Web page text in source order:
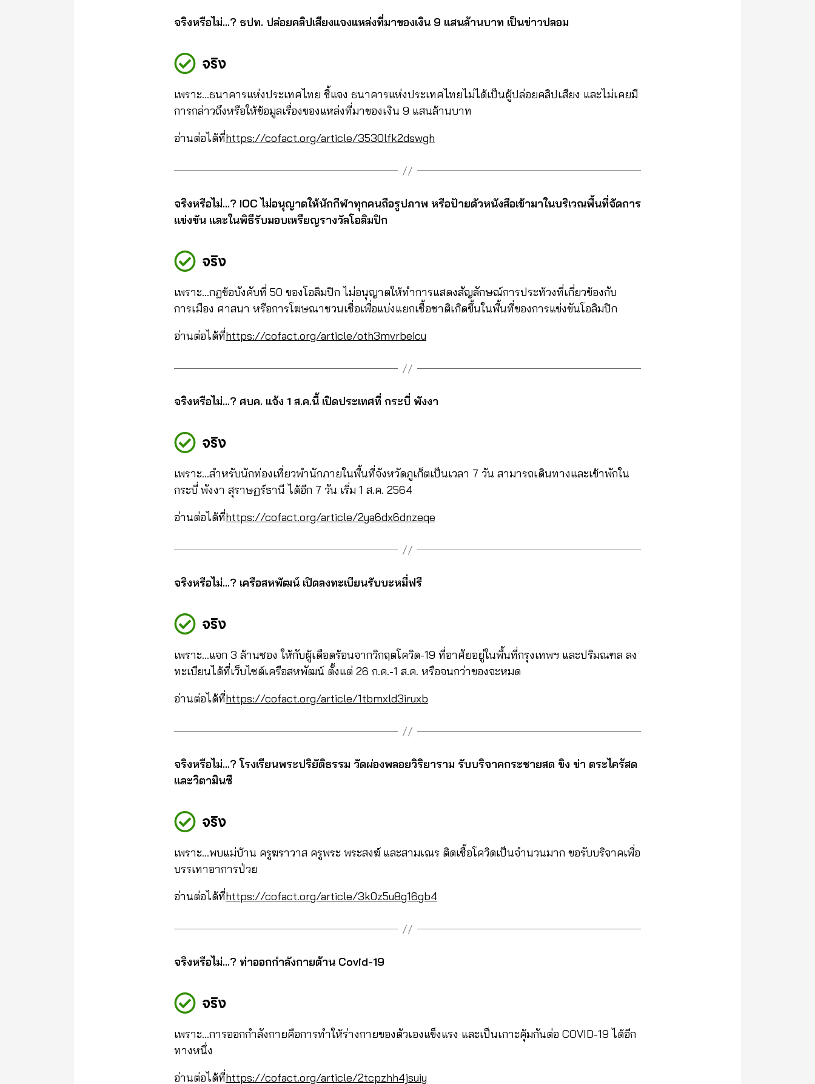
จริงหรือไม่…? ธปท. ปล่อยคลิปเสียงแจงแหล่งที่มาของเงิน 9 แสนล้านบาท เป็นข่าวปลอม
จริง
เพราะ…ธนาคารแห่งประเทศไทย ชี้แจง ธนาคารแห่งประเทศไทยไม่ได้เป็นผู้ปล่อยคลิปเสียง และไม่เคยมี
การกล่าวถึงหรือให้ข้อมูลเรื่องของแหล่งที่มาของเงิน 9 แสนล้านบาท
อ่านต่อได้ที่https://cofact.org/article/3530lfk2dswgh
จริงหรือไม่…? IOC ไม่อนุญาตให้นักกีฬาทุกคนถือรูปภาพ หรือป้ายตัวหนังสือเข้ามาในบริเวณพื้นที่จัดการ
แข่งขัน และในพิธีรับมอบเหรียญรางวัลโอลิมปิก
จริง
เพราะ…กฎข้อบังคับที่ 50 ของโอลิมปิก ไม่อนุญาตให้ทำการแสดงสัญลักษณ์การประท้วงที่เกี่ยวข้องกับ
การเมือง ศาสนา หรือการโฆษณาชวนเชื่อเพื่อแบ่งแยกเชื้อชาติเกิดขึ้นในพื้นที่ของการแข่งขันโอลิมปิก
อ่านต่อได้ที่https://cofact.org/article/oth3mvrbeicu
จริงหรือไม่…? ศบค. แจ้ง 1 ส.ค.นี้ เปิดประเทศที่ กระบี่ พังงา
จริง
เพราะ…สำหรับนักท่องเที่ยวพำนักภายในพื้นที่จังหวัดภูเก็ตเป็นเวลา 7 วัน สามารถเดินทางและเข้าพักใน
กระบี่ พังงา สุราษฏร์ธานี ได้อีก 7 วัน เริ่ม 1 ส.ค. 2564
อ่านต่อได้ที่https://cofact.org/article/2ya6dx6dnzeqe
จริงหรือไม่…? เครือสหพัฒน์ เปิดลงทะเบียนรับบะหมี่ฟรี
จริง
เพราะ…แจก 3 ล้านซอง ให้กับผู้เดือดร้อนจากวิกฤตโควิด-19 ที่อาศัยอยู่ในพื้นที่กรุงเทพฯ และปริมณฑล ลง
ทะเบียนได้ที่เว็บไซต์เครือสหพัฒน์ ตั้งแต่ 26 ก.ค.-1 ส.ค. หรือจนกว่าของจะหมด
อ่านต่อได้ที่https://cofact.org/article/1tbmxld3iruxb
จริงหรือไม่…? โรงเรียนพระปริยัติธรรม วัดผ่องพลอยวิริยาราม รับบริจาคกระชายสด ขิง ข่า ตระไคร้สด
และวิตามินซี
จริง
เพราะ…พบแม่บ้าน ครูฆราวาส ครูพระ พระสงฆ์ และสามเณร ติดเชื้อโควิดเป็นจำนวนมาก ขอรับบริจาคเพื่อ
บรรเทาอาการป่วย
อ่านต่อได้ที่https://cofact.org/article/3k0z5u8g16gb4
จริงหรือไม่…? ท่าออกกำลังกายต้าน Covid-19
จริง
เพราะ…การออกกำลังกายคือการทำให้ร่างกายของตัวเองแข็งแรง และเป็นเกาะคุ้มกันต่อ COVID-19 ได้อีก
ทางหนึ่ง
อ่านต่อได้ที่https://cofact.org/article/2tcpzhh4jsuiy